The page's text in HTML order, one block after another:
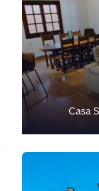
Casa